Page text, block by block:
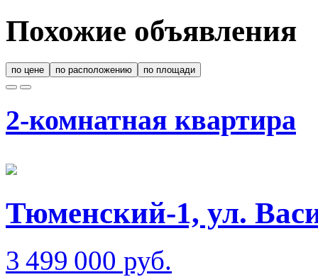
Похожие объявления
по цене по расположению по площади
2-комнатная квартира
Тюменский-1, ул.
3 499 000 руб.